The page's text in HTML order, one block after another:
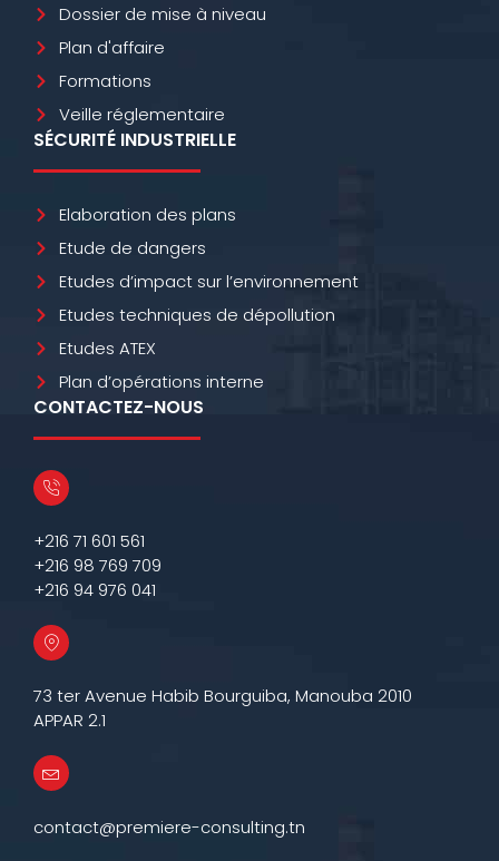
Dossier de mise à niveau
Plan d'affaire
Formations
Veille réglementaire
SÉCURITÉ INDUSTRIELLE
Elaboration des plans
Etude de dangers
Etudes d’impact sur l’environnement
Etudes techniques de dépollution
Etudes ATEX
Plan d’opérations interne
CONTACTEZ-NOUS
+216 71 601 561
+216 98 769 709
+216 94 976 041
73 ter Avenue Habib Bourguiba, Manouba 2010
APPAR 2.1
contact@premiere-consulting.tn